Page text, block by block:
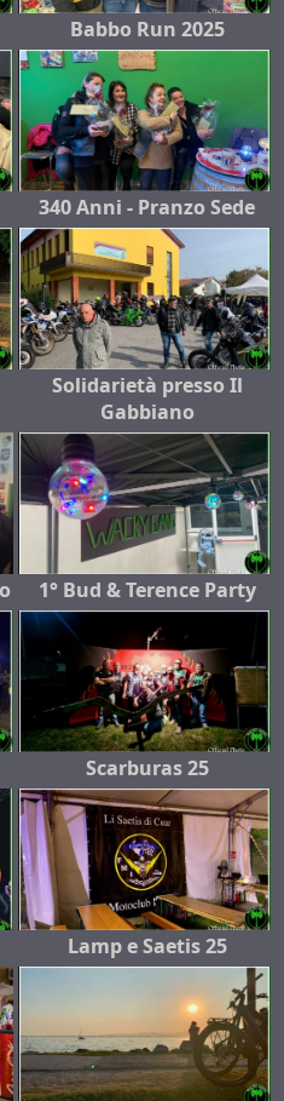
Babbo Run 2025
340 Anni - Pranzo Sede
Solidarietà presso Il
Gabbiano
1° Bud & Terence Party
Scarburas 25
Lamp e Saetis 25